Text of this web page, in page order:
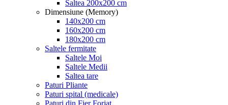
Saltea 200x200 cm
Dimensiune (Memory)
140x200 cm
160x200 cm
180x200 cm
Saltele fermitate
Saltele Moi
Saltele Medii
Saltea tare
Paturi Pliante
Paturi spital (medicale)
Paturi din Fier Forjat